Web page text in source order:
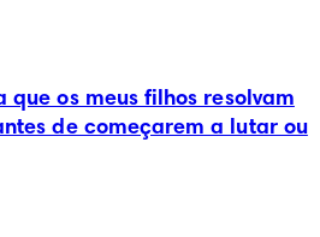
que os meus filhos resolvam
de começarem a lutar ou